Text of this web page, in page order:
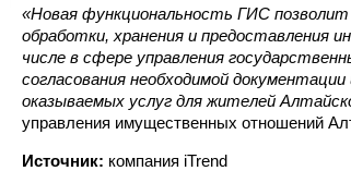
«Новая функциональность ГИС
обработки, хранения и предоставления
числе в сфере управления
согласования необходимой
оказываемых услуг для жителей
управления имущественных отношений
Источник: компания iTrend